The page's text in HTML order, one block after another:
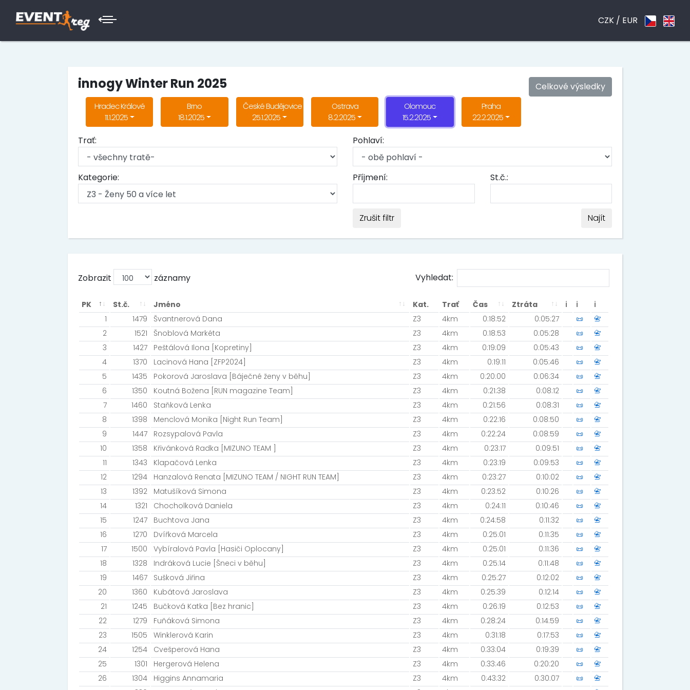
CZK / EUR
Celkové výsledky
innogy Winter Run 2025
Hradec Králové
11.1.2025
Brno
18.1.2025
České Budějovice
25.1.2025
Ostrava
8.2.2025
Olomouc
15.2.2025
Praha
22.2.2025
Trať: Pohlaví:
Kategorie: Příjmení: St.č.:
Zrušit filtr Najít
Zobrazit záznamy Vyhledat:
PK St.č. Jméno Kat. Trať Čas Ztráta ℹ ℹ
ℹ
1
1479 Švantnerová Dana Z3 4km 0:18:52 0:05:27 📜
📇
2
1521 Šnoblová Markéta Z3 4km 0:18:53 0:05:28 📜
📇
3
1427 Peštálová Ilona [Kopretiny] Z3 4km 0:19:09 0:05:43 📜
📇
4
1370 Lacinová Hana [ZFP2024] Z3 4km 0:19:11 0:05:46 📜
📇
5
1435 Pokorová Jaroslava [Báječné ženy v běhu] Z3 4km 0:20:00 0:06:34 📜
📇
6
1350 Koutná Božena [RUN magazine Team] Z3 4km 0:21:38 0:08:12 📜
📇
7
1460 Staňková Lenka Z3 4km 0:21:56 0:08:31 📜
📇
8
1398 Menclová Monika [Night Run Team] Z3 4km 0:22:16 0:08:50 📜
📇
9
1447 Rozsypalová Pavla Z3 4km 0:22:24 0:08:59 📜
📇
10
1358 Křivánková Radka [MIZUNO TEAM ] Z3 4km 0:23:17 0:09:51 📜
📇
11
1343 Klapačová Lenka Z3 4km 0:23:19 0:09:53 📜
📇
12
1294 Hanzalová Renata [MIZUNO TEAM / NIGHT RUN TEAM] Z3 4km 0:23:27 0:10:02 📜
📇
13
1392 Matušíková Simona Z3 4km 0:23:52 0:10:26 📜
📇
14
1321 Chocholková Daniela Z3 4km 0:24:11 0:10:46 📜
📇
15
1247 Buchtova Jana Z3 4km 0:24:58 0:11:32 📜
📇
16
1270 Dvířková Marcela Z3 4km 0:25:01 0:11:35 📜
📇
17
1500 Vybíralová Pavla [Hasiči Oplocany] Z3 4km 0:25:01 0:11:36 📜
📇
18
1328 Indráková Lucie [Šneci v běhu] Z3 4km 0:25:14 0:11:48 📜
📇
19
1467 Sušková Jiřina Z3 4km 0:25:27 0:12:02 📜
📇
20
1360 Kubátová Jaroslava Z3 4km 0:25:39 0:12:14 📜
📇
21
1245 Bučková Katka [Bez hranic] Z3 4km 0:26:19 0:12:53 📜
📇
22
1279 Fuňáková Simona Z3 4km 0:28:24 0:14:59 📜
📇
23
1505 Winklerová Karin Z3 4km 0:31:18 0:17:53 📜
📇
24
1254 Cvešperová Hana Z3 4km 0:33:04 0:19:39 📜
📇
25
1301 Hergerová Helena Z3 4km 0:33:46 0:20:20 📜
📇
26
1304 Higgins Annamaria Z3 4km 0:43:32 0:30:07 📜
📇